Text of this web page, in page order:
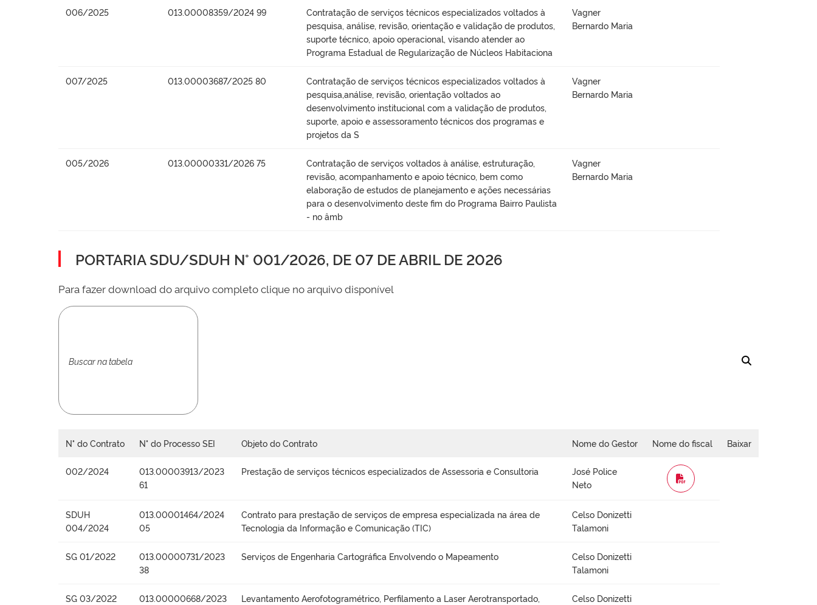
006/2025 013.00008359/2024 99
Contratação de serviços técnicos especializados voltados à
pesquisa, análise, revisão, orientação e validação de produtos,
suporte técnico, apoio operacional, visando atender ao
Programa Estadual de Regularização de Núcleos Habitaciona
Vagner
Bernardo Maria
007/2025 013.00003687/2025 80
Contratação de serviços técnicos especializados voltados à
pesquisa,análise, revisão, orientação voltados ao
desenvolvimento institucional com a validação de produtos,
suporte, apoio e assessoramento técnicos dos programas e
projetos da S
Vagner
Bernardo Maria
005/2026 013.00000331/2026 75
Contratação de serviços voltados à análise, estruturação,
revisão, acompanhamento e apoio técnico, bem como
elaboração de estudos de planejamento e ações necessárias
para o desenvolvimento deste fim do Programa Bairro Paulista
- no âmb
Vagner
Bernardo Maria
PORTARIA SDU/SDUH N° 001/2026, DE 07 DE ABRIL DE 2026
Para fazer download do arquivo completo clique no arquivo disponível
N° do Contrato N° do Processo SEI Objeto do Contrato Nome do Gestor Nome do fiscal Baixar
002/2024
013.00003913/2023
61
Prestação de serviços técnicos especializados de Assessoria e Consultoria
José Police
Neto
WORD
SDUH
004/2024
013.00001464/2024
05
Contrato para prestação de serviços de empresa especializada na área de
Tecnologia da Informação e Comunicação (TIC)
Celso Donizetti
Talamoni
SG 01/2022
013.00000731/2023
38
Serviços de Engenharia Cartográfica Envolvendo o Mapeamento
Celso Donizetti
Talamoni
SG 03/2022
013.00000668/2023
Levantamento Aerofotogramétrico, Perfilamento a Laser Aerotransportado,
Celso Donizetti